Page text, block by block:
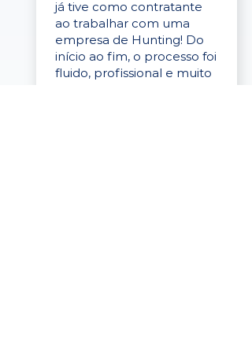
já tive como contratante
ao trabalhar com uma
empresa de Hunting! Do
início ao fim, o processo foi
fluido, profissional e muito